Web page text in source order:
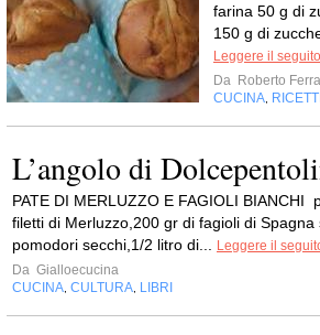
farina 50 g di
150 g di
Leggere il seguito
Da Roberto
CUCINA,
L’angolo di
PATE DI MERLUZZO E FAGIOLI BIANCHI
filetti di Merluzzo,200 gr di fagioli di Spagna
pomodori secchi,1/2 litro di... Leggere il
Da Gialloecucina
CUCINA, CULTURA, LIBRI